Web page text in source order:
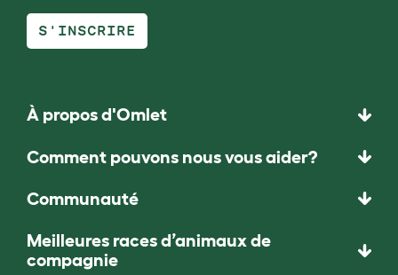
S'INSCRIRE
À propos d'Omlet
Comment pouvons nous vous aider?
Communauté
Meilleures races d’animaux de
compagnie